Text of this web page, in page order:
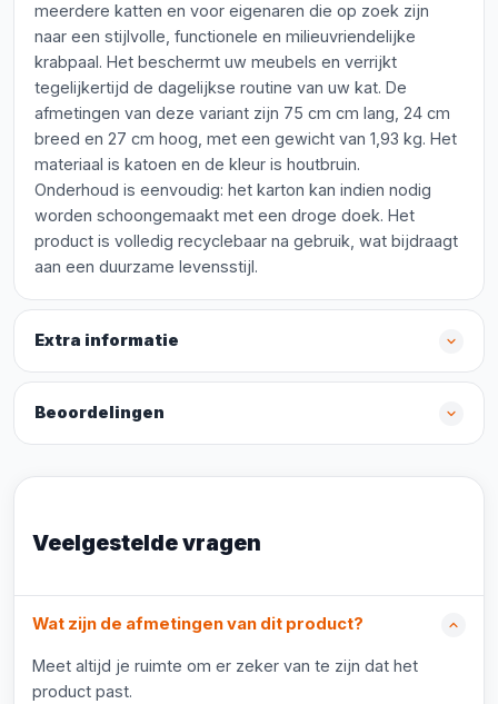
meerdere katten en voor eigenaren die op zoek zijn
naar een stijlvolle, functionele en milieuvriendelijke
krabpaal. Het beschermt uw meubels en verrijkt
tegelijkertijd de dagelijkse routine van uw kat. De
afmetingen van deze variant zijn 75 cm cm lang, 24 cm
breed en 27 cm hoog, met een gewicht van 1,93 kg. Het
materiaal is katoen en de kleur is houtbruin.
Onderhoud is eenvoudig: het karton kan indien nodig
worden schoongemaakt met een droge doek. Het
product is volledig recyclebaar na gebruik, wat bijdraagt
aan een duurzame levensstijl.
Extra informatie
Beoordelingen
Veelgestelde vragen
Wat zijn de afmetingen van dit product?
Meet altijd je ruimte om er zeker van te zijn dat het
product past.